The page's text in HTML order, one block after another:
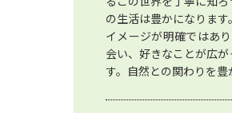
の生活は豊かになりま
イメージが明確ではあ
会い、好きなことが広
す。自然との関わりを豊